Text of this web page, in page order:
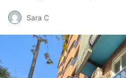
Sara C